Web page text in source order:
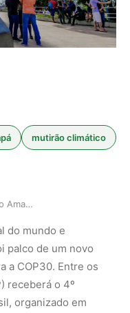
mutirão climático
ICLEI reúne lideranças no Amapá para preparar p…
do mundo e
palco de um novo
a COP30. Entre os
receberá o 4º
organizado em